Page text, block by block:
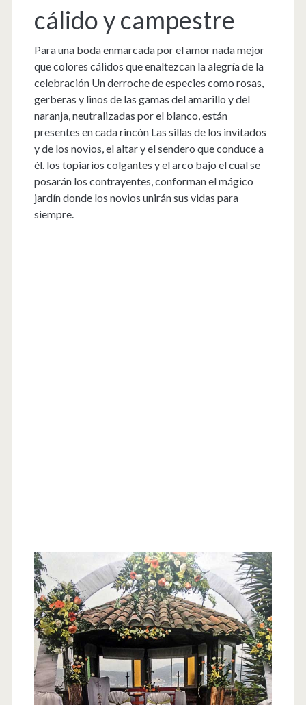
cálido y campestre
Para una boda enmarcada por el amor nada mejor
que colores cálidos que enaltezcan la alegría de la
celebración Un derroche de especies como rosas,
gerberas y linos de las gamas del amarillo y del
naranja, neutralizadas por el blanco, están
presentes en cada rincón Las sillas de los invitados
y de los novios, el altar y el sendero que conduce a
él. los topiarios colgantes y el arco bajo el cual se
posarán los contrayentes, conforman el mágico
jardín donde los novios unirán sus vidas para
siempre.